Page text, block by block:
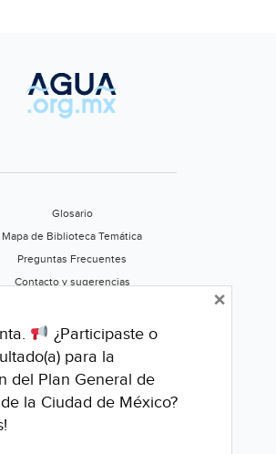
Glosario
Mapa de Biblioteca Temática
Preguntas Frecuentes
Contacto y sugerencias
Califica este portal
¿Participaste o
para la
del Plan General de
la Ciudad de México?
×